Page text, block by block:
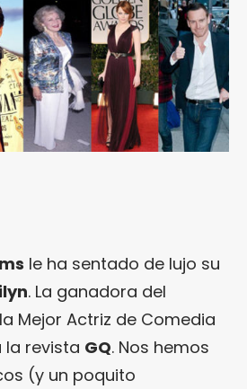
le ha sentado de lujo su
. La ganadora del
Mejor Actriz de Comedia
la revista GQ. Nos hemos
(y un poquito